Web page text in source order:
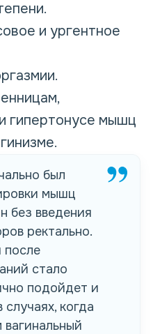
и ургентное
гипертонусе мышц
был
мышц
без введения
ректально.
после
стало
подойдет и
когда